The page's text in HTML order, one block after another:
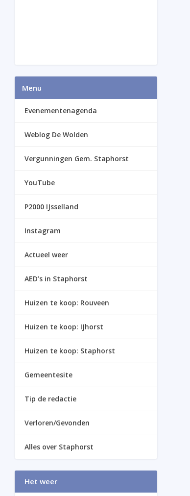
Menu
Evenementenagenda
Weblog De Wolden
Vergunningen Gem. Staphorst
YouTube
P2000 IJsselland
Instagram
Actueel weer
AED’s in Staphorst
Huizen te koop: Rouveen
Huizen te koop: IJhorst
Huizen te koop: Staphorst
Gemeentesite
Tip de redactie
Verloren/Gevonden
Alles over Staphorst
Het weer